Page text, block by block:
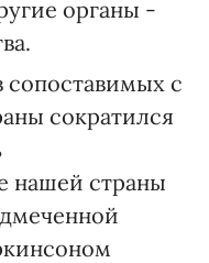
органы -
сопоставимых с
сократился
нашей страны